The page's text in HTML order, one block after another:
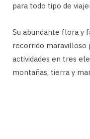
para todo tipo de
Su abundante flora y
recorrido maravilloso
actividades en tres
montañas, tierra y